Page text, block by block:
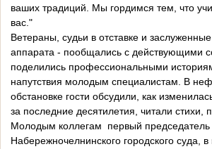
ваших традиций. Мы гордимся тем, что
вас."
Ветераны, судьи в отставке и
аппарата - пообщались с действующими
поделились профессиональными
напутствия молодым специалистам. В
обстановке гости обсудили, как
за последние десятилетия, читали стихи,
Молодым коллегам первый председатель
Набережночелнинского городского суда,